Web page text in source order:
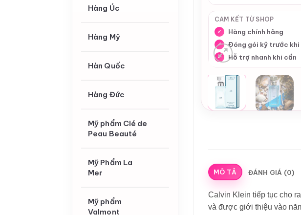
Hàng Úc
Hàng Mỹ
Hàn Quốc
Hàng Đức
Mỹ phẩm Clé de
Peau Beauté
Mỹ Phẩm La
Mer
Mỹ phẩm
Valmont
CAM KẾT TỪ SHOP
✓ Hàng chính hãng
✓ Đóng gói kỹ trước khi
✓ Hỗ trợ nhanh khi cần
MÔ TẢ ĐÁNH GIÁ (0)
Calvin Klein tiếp tục cho
và được giới thiệu vào